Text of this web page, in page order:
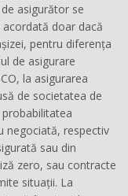
asigurător se
doar dacă
pentru diferența
de asigurare
la asigurarea
de societatea de
negociată, respectiv
sau din
zero, sau contracte
situații. La